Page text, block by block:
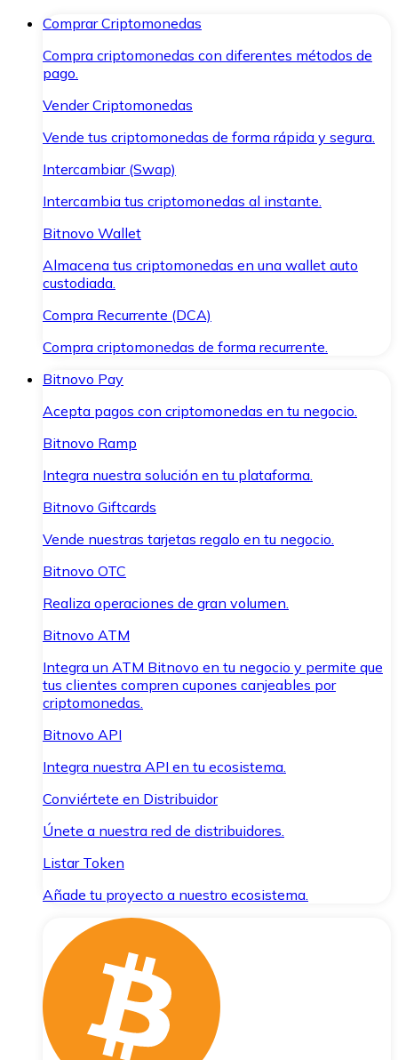
Comprar Criptomonedas
Compra criptomonedas con diferentes métodos de
pago.
Vender Criptomonedas
Vende tus criptomonedas de forma rápida y segura.
Intercambiar (Swap)
Intercambia tus criptomonedas al instante.
Bitnovo Wallet
Almacena tus criptomonedas en una wallet auto
custodiada.
Compra Recurrente (DCA)
Compra criptomonedas de forma recurrente.
Bitnovo Pay
Acepta pagos con criptomonedas en tu negocio.
Bitnovo Ramp
Integra nuestra solución en tu plataforma.
Bitnovo Giftcards
Vende nuestras tarjetas regalo en tu negocio.
Bitnovo OTC
Realiza operaciones de gran volumen.
Bitnovo ATM
Integra un ATM Bitnovo en tu negocio y permite que
tus clientes compren cupones canjeables por
criptomonedas.
Bitnovo API
Integra nuestra API en tu ecosistema.
Conviértete en Distribuidor
Únete a nuestra red de distribuidores.
Listar Token
Añade tu proyecto a nuestro ecosistema.